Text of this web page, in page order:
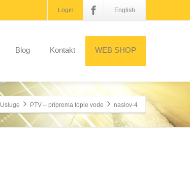
Login English
Blog Kontakt WEB SHOP
Usluge PTV – priprema tople vode naslov-4